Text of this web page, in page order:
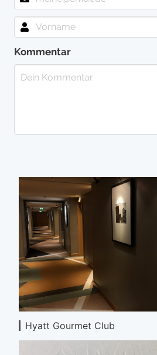
Kommentar
Hyatt Gourmet Club